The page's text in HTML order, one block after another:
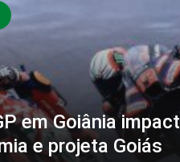
em Goiânia
e projeta Goiás